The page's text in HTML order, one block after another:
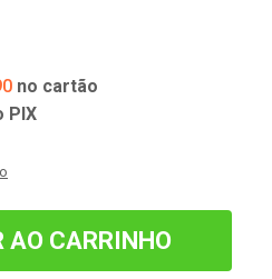
no cartão
PIX
AO CARRINHO